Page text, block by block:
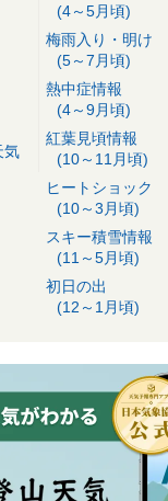
気
(4～5月頃)
梅雨入り・明け
(5～7月頃)
熱中症情報
(4～9月頃)
紅葉見頃情報
(10～11月頃)
ヒートショック
(10～3月頃)
スキー積雪情報
(11～5月頃)
初日の出
(12～1月頃)